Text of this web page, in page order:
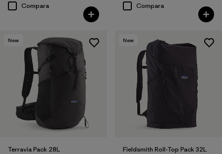
Compara Compara
New
Terravia Pack 28L
New
Fieldsmith Roll-Top Pack 32L